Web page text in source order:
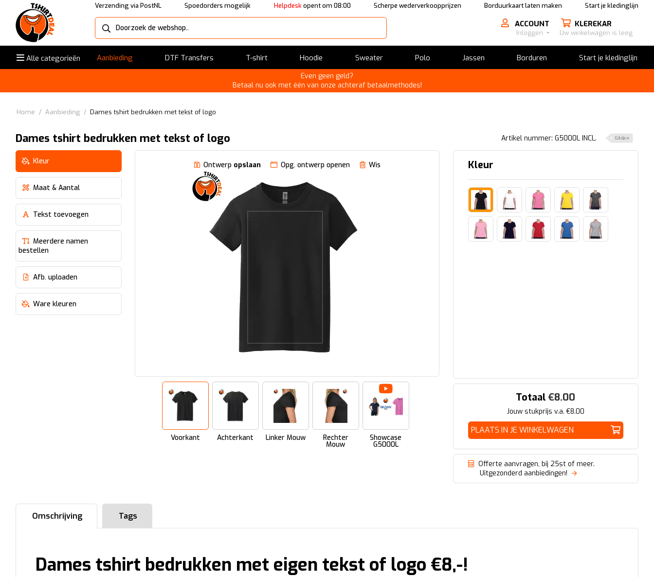
Verzending via PostNL Spoedorders mogelijk Helpdeskopent om 08:00 Scherpe wederverkoopprijzen Borduurkaart laten maken Start je kledinglijn
ACCOUNT
Inloggen
KLEREKAR
Uw winkelwagen is leeg
Alle categorieën Aanbieding DTF Transfers T-shirt Hoodie Sweater Polo Jassen Borduren Start je kledinglijn
Even geen geld?
Betaal nu ook met één van onze achteraf betaalmethodes!
Home / Aanbieding / Dames tshirt bedrukken met tekst of logo
Dames tshirt bedrukken met tekst of logo Gildan
Artikel nummer: G5000L INCL.
Kleur
Maat & Aantal
Tekst toevoegen
Meerdere namen
bestellen
Afb. uploaden
Ware kleuren
Ontwerp opslaan Opg. ontwerp openen Wis
Voorkant Achterkant Linker Mouw Rechter
Mouw
Showcase
G5000L
Kleur
Totaal €8.00
Jouw stukprijs v.a. €8.00
PLAATS IN JE WINKELWAGEN
Offerte aanvragen, bij 25st of meer.
Uitgezonderd aanbiedingen!
Omschrijving Tags
Dames tshirt bedrukken met eigen tekst of logo €8,-!